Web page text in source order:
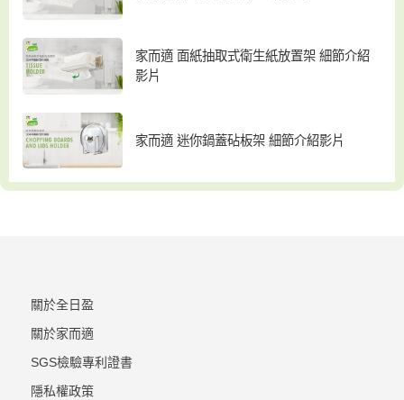
家而適 面紙抽取式衛生紙放置架 細節介紹
影片
家而適 迷你鍋蓋砧板架 細節介紹影片
關於全日盈
關於家而適
SGS檢驗專利證書
隱私權政策